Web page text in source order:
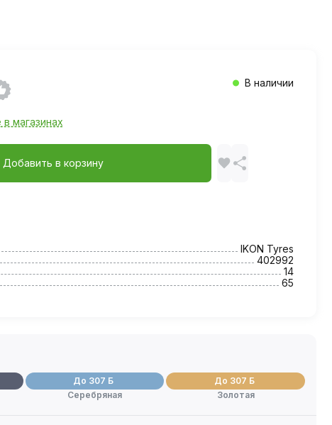
В наличии
магазинах
Добавить в корзину
IKON Tyres
402992
14
65
До 307 Б
Серебряная
До 307 Б
Золотая